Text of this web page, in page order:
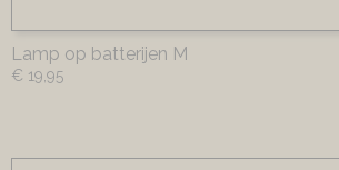
Lamp op batterijen M
€ 19,95